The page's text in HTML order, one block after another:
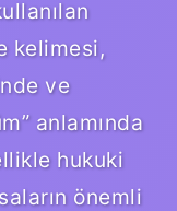
kelimesi,
ve
anlamında
hukuki
önemli